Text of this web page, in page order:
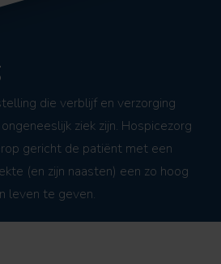
die verblijf en verzorging
ziek zijn. Hospicezorg
gericht de patiënt met een
(en zijn naasten) een zo hoog
leven te geven.